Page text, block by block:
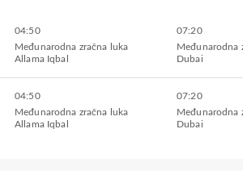
04:50
Međunarodna zračna luka
Allama Iqbal
07:20
Međunarodna
Dubai
04:50
Međunarodna zračna luka
Allama Iqbal
07:20
Međunarodna
Dubai